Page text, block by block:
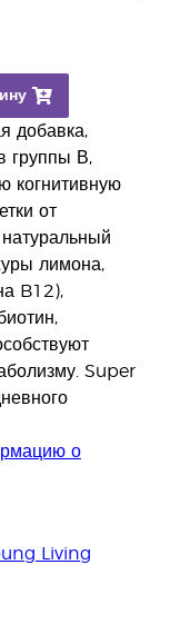
добавка,
группы В,
когнитивную
от
лимона,
B12),
Super
о
Living